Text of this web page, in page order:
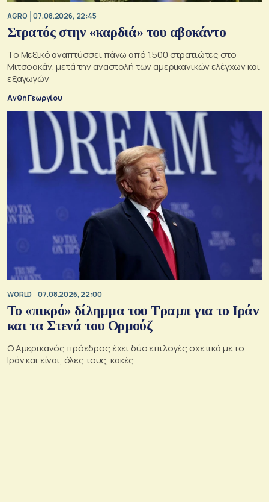
AGRO 07.08.2026, 22:45
Στρατός στην «καρδιά» του αβοκάντο
Το Μεξικό αναπτύσσει πάνω από 1.500 στρατιώτες στο
Μιτσοακάν, μετά την αναστολή των αμερικανικών ελέγχων και
εξαγωγών
Ανθή Γεωργίου
WORLD 07.08.2026, 22:00
Το «πικρό» δίλημμα του Τραμπ για το Ιράν
και τα Στενά του Ορμούζ
Ο Αμερικανός πρόεδρος έχει δύο επιλογές σχετικά με το
Ιράν και είναι, όλες τους, κακές